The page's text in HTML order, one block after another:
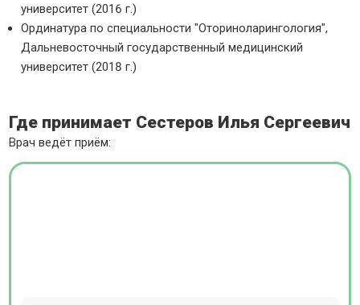
университет (2016 г.)
Ординатура по специальности "Оториноларингология",
Дальневосточный государственный медицинский
университет (2018 г.)
Где принимает Сестеров Илья Сергеевич
Врач ведёт приём: